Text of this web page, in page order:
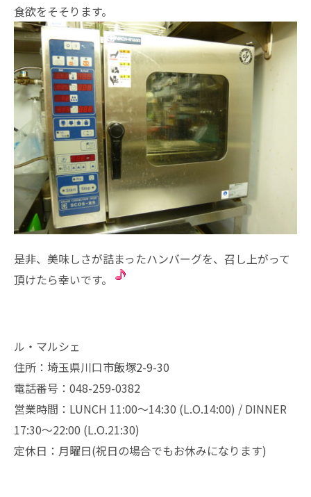
食欲をそそります。
是非、美味しさが詰まったハンバーグを、召し上がって
頂けたら幸いです。
ル・マルシェ
住所：埼玉県川口市飯塚2-9-30
電話番号：048-259-0382
営業時間：LUNCH 11:00～14:30 (L.O.14:00) / DINNER
17:30～22:00 (L.O.21:30)
定休日：月曜日(祝日の場合でもお休みになります)